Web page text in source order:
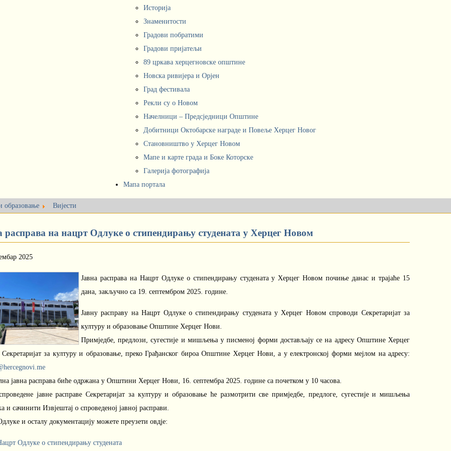
Историја
Знаменитости
Градови побратими
Градови пријатељи
89 цркава херцегновске општине
Новска ривијера и Орјен
Град фестивала
Рекли су о Новом
Начелници – Предсједници Општине
Добитници Октобарске награде и Повеље Херцег Новог
Становништво у Херцег Новом
Мапе и карте града и Боке Которске
Галерија фотографија
Мапа портала
образовање Вијести
расправа на нацрт Одлуке о стипендирању студената у Херцег Новом
2025
Јавна расправа на Нацрт Одлуке о стипендирању студената у Херцег Новом почиње данас и трајаће 15
дана, закључно са 19. септембром 2025. године.
Јавну расправу на Нацрт Одлуке о стипендирању студената у Херцег Новом спроводи Секретаријат за
културу и образовање Општине Херцег Нови.
Примједбе, предлози, сугестије и мишљења у писменој форми достављају се на адресу Општине Херцег
за културу и образовање, преко Грађанског бироа Општине Херцег Нови, а у електронској форми мејлом на адресу:
јавна расправа биће одржана у Општини Херцег Нови, 16. септембра 2025. године са почетком у 10 часова.
јавне расправе Секретаријат за културу и образовање ће размотрити све примједбе, предлоге, сугестије и мишљења
и сачинити Извјештај о спроведеној јавној расправи.
и осталу документацију можете преузети овдје:
Одлуке о стипендирању студената